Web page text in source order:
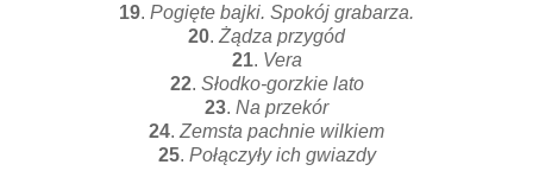
19. Pogięte bajki. Spokój grabarza.
20. Żądza przygód
21. Vera
22. Słodko-gorzkie lato
23. Na przekór
24. Zemsta pachnie wilkiem
25. Połączyły ich gwiazdy